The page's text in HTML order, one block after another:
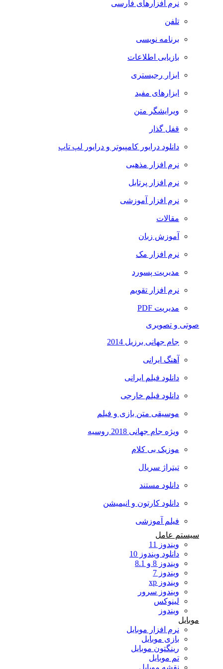
نرم افزارهای فارسی
تلفن
برنامه نویسی
بازیابی اطلاعات
ابزار رجیستری
ابزارهای مفید
ویرایشگر متن
قفل گذار
دانلود درایور کامپیوتر و درایور لپ تاپ
نرم افزار مذهبی
نرم افزار پرتابل
نرم افزار آموزشی
مقالات
آموزش زبان
نرم افزار مک
مدیریت پسورد
نرم افزار تقویم
مدیریت PDF
صوتی و تصویری
جام جهانی برزیل 2014
آهنگ ایرانی
دانلود فیلم ایرانی
دانلود فیلم خارجی
موسیقی متن بازی و فیلم
ویژه جام جهانی 2018 روسیه
موزیک بی کلام
تیتراژ سریال
دانلود مستند
دانلود کارتون و انیمیشن
فیلم آموزشی
سیستم عامل
ویندوز 11
دانلود ویندوز 10
ویندوز 8 و 8.1
ویندوز 7
ویندوز xp
ویندوز سرور
لینوکس
ویندوز
موبایل
نرم افزار موبایل
بازی موبایل
رینگتون موبایل
تم موبایل
نقشه موبایل